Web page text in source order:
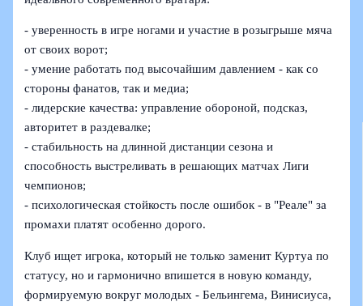
- уверенность в игре ногами и участие в розыгрыше мяча
от своих ворот;
- умение работать под высочайшим давлением - как со
стороны фанатов, так и медиа;
- лидерские качества: управление обороной, подсказ,
авторитет в раздевалке;
- стабильность на длинной дистанции сезона и
способность выстреливать в решающих матчах Лиги
чемпионов;
- психологическая стойкость после ошибок - в "Реале" за
промахи платят особенно дорого.
Клуб ищет игрока, который не только заменит Куртуа по
статусу, но и гармонично впишется в новую команду,
формируемую вокруг молодых - Бельингема, Винисиуса,